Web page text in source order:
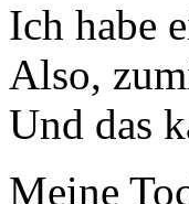
Ich habe
Also,
Und das
Meine